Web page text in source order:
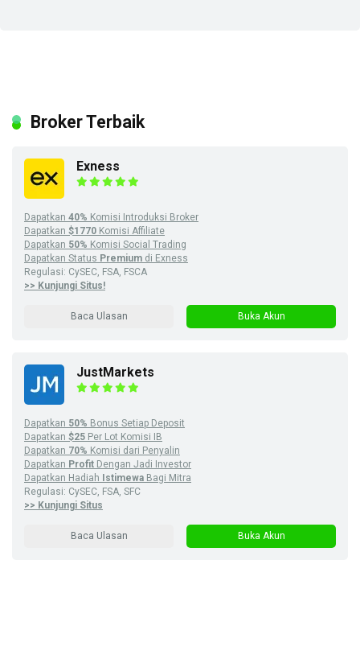
Broker Terbaik
Exness
Dapatkan 40% Komisi Introduksi Broker
Dapatkan $1770 Komisi Affiliate
Dapatkan 50% Komisi Social Trading
Dapatkan Status Premium di Exness
Regulasi: CySEC, FSA, FSCA
>> Kunjungi Situs!
Baca Ulasan Buka Akun
JustMarkets
Dapatkan 50% Bonus Setiap Deposit
Dapatkan $25 Per Lot Komisi IB
Dapatkan 70% Komisi dari Penyalin
Dapatkan Profit Dengan Jadi Investor
Dapatkan Hadiah
Istimewa Bagi Mitra
Regulasi: CySEC, FSA, SFC
>> Kunjungi Situs
Baca Ulasan Buka Akun